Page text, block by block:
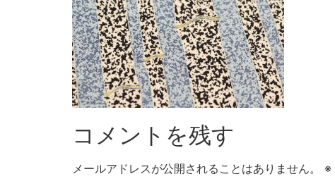
コメントを残す
メールアドレスが公開されることはありません。 ※